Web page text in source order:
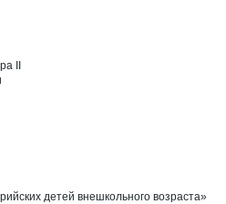
II
детей внешкольного возраста»